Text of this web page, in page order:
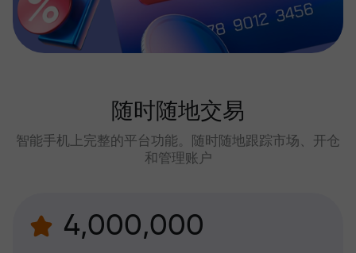
随时随地交易
智能手机上完整的平台功能。随时随地跟踪市场、开仓
和管理账户
4,000,000